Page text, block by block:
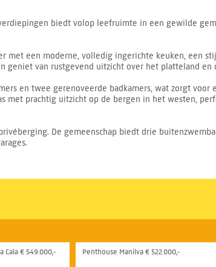
biedt volop leefruimte in een gewilde
met een moderne, volledig ingerichte keuken, een
van rustgevend uitzicht over het platteland en
en twee gerenoveerde badkamers, wat zorgt
met prachtig uitzicht op de bergen in het westen,
De gemeenschap biedt drie
Cala € 549.000,- Penthouse Manilva € 522.000,-